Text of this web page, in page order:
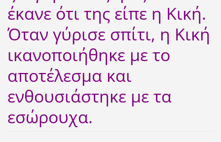
έκανε ότι της είπε η Κική.
Όταν γύρισε σπίτι, η Κική
ικανοποιήθηκε με το
αποτέλεσμα και
ενθουσιάστηκε με τα
εσώρουχα.